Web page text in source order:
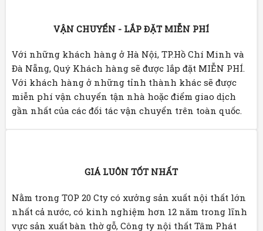
VẬN CHUYỂN - LẮP ĐẶT MIỄN PHÍ
Với những khách hàng ở Hà Nội, TP.Hồ Chí Minh và
Đà Nẵng, Quý Khách hàng sẽ được lắp đặt MIỄN PHÍ.
Với khách hàng ở những tỉnh thành khác sẽ được
miễn phí vận chuyển tận nhà hoặc điểm giao dịch
gần nhất của các đối tác vận chuyển trên toàn quốc.
GIÁ LUÔN TỐT NHẤT
Nằm trong TOP 20 Cty có xưởng sản xuất nội thất lớn
nhất cả nước, có kinh nghiệm hơn 12 năm trong lĩnh
vực sản xuất bàn thờ gỗ, Công ty nội thất Tâm Phát